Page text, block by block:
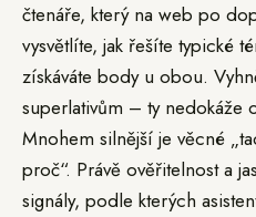
čtenáře, který na web po
vysvětlíte, jak řešíte typické
získáváte body u obou.
superlativům – ty nedokáže
Mnohem silnější je věcné
proč“. Právě ověřitelnost a
signály, podle kterých